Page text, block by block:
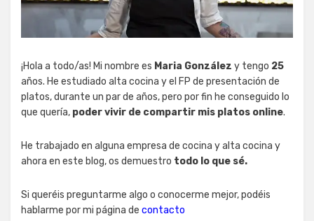
¡Hola a todo/as! Mi nombre es Maria González y tengo 25
años. He estudiado alta cocina y el FP de presentación de
platos, durante un par de años, pero por fin he conseguido lo
que quería, poder vivir de compartir mis platos online.
He trabajado en alguna empresa de cocina y alta cocina y
ahora en este blog, os demuestro todo lo que sé.
Si queréis preguntarme algo o conocerme mejor, podéis
hablarme por mi página de contacto